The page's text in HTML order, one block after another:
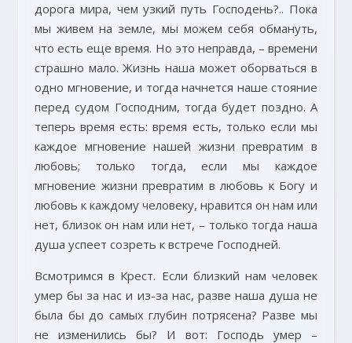
дорога мира, чем узкий путь Господень?.. Пока
мы живем на земле, мы можем себя обмануть,
что есть еще время. Но это неправда, – времени
страшно мало. Жизнь наша может оборваться в
одно мгновение, и тогда начнется наше стояние
перед судом Господним, тогда будет поздно. А
теперь время есть: время есть, только если мы
каждое мгновение нашей жизни превратим в
любовь; только тогда, если мы каждое
мгновение жизни превратим в любовь к Богу и
любовь к каждому человеку, нравится он нам или
нет, близок он нам или нет, – только тогда наша
душа успеет созреть к встрече Господней.
Всмотримся в Крест. Если близкий нам человек
умер бы за нас и из-за нас, разве наша душа не
была бы до самых глубин потрясена? Разве мы
не изменились бы? И вот: Господь умер –